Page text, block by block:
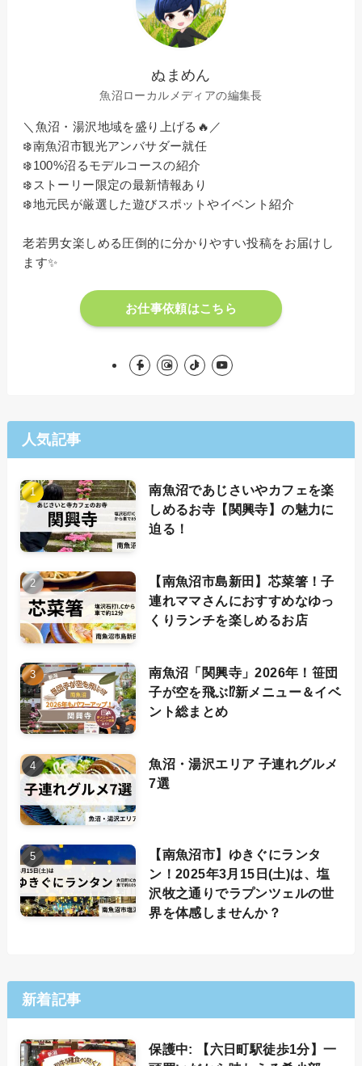
ぬまめん
魚沼ローカルメディアの編集長
＼魚沼・湯沢地域を盛り上げる🔥／
❄️南魚沼市観光アンバサダー就任
❄️100%沼るモデルコースの紹介
❄️ストーリー限定の最新情報あり
❄️地元民が厳選した遊びスポットやイベント紹介
老若男女楽しめる圧倒的に分かりやすい投稿をお届けし
ます✨
お仕事依頼はこちら
人気記事
南魚沼であじさいやカフェを楽
しめるお寺【関興寺】の魅力に
迫る！
【南魚沼市島新田】芯菜箸！子
連れママさんにおすすめなゆっ
くりランチを楽しめるお店
南魚沼「関興寺」2026年！笹団
子が空を飛ぶ⁉新メニュー＆イベ
ント総まとめ
魚沼・湯沢エリア 子連れグルメ
7選
【南魚沼市】ゆきぐにランタ
ン！2025年3月15日(土)は、塩
沢牧之通りでラプンツェルの世
界を体感しませんか？
新着記事
保護中: 【六日町駅徒歩1分】一